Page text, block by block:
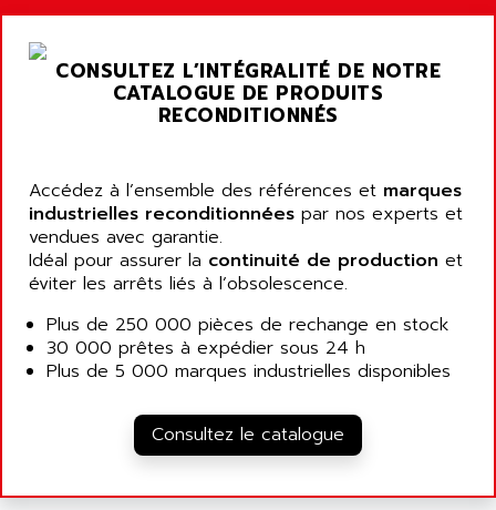
SLC 500
COMPACTLOGIX
FLEX I/O
MICROLOGIX 1200
NT620C
SIMATIC S5-101
SIMATIC TOUCH PANEL
S900 II
S900
PHASEO
SIMATIC-S5
SIMATIC FIELD PG
LOGO!
AHEAD SYSTEMS
AHLBERG ELECTRONICS
AIR ET PULVERISATION
AIR LIQUIDE
AIR SYSTEMS
AIR WORTHINGTON CREYSSENSAC
AIRBUS
AIRCOM
AIRMASTER R1
AIRMASTER R1HMI
CONSULTEZ L’INTÉGRALITÉ DE NOTRE
CATALOGUE DE PRODUITS
RECONDITIONNÉS
Accédez à l’ensemble des références et marques
industrielles reconditionnées par nos experts et
vendues avec garantie.
Idéal pour assurer la continuité de production et
éviter les arrêts liés à l’obsolescence.
Plus de 250 000 pièces de rechange en stock
30 000 prêtes à expédier sous 24 h
Plus de 5 000 marques industrielles disponibles
Consultez le catalogue